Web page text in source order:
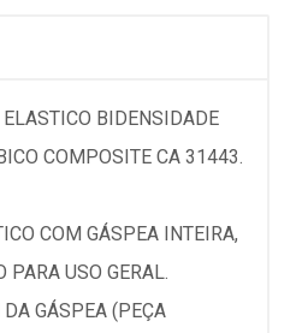
BIDENSIDADE
COMPOSITE CA 31443.
COM GÁSPEA INTEIRA,
PARA USO GERAL.
GÁSPEA (PEÇA